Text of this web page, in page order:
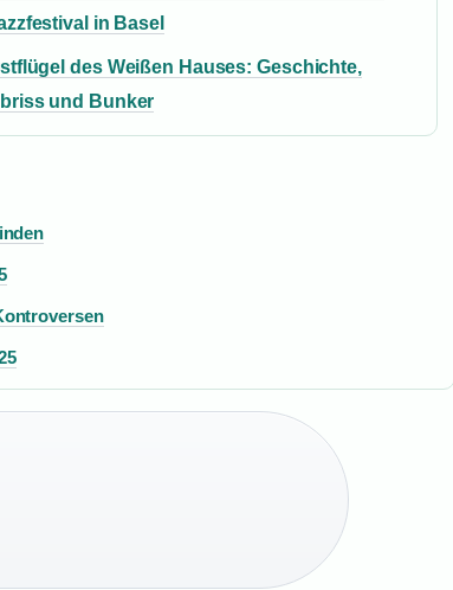
in Basel
des Weißen Hauses: Geschichte,
und Bunker